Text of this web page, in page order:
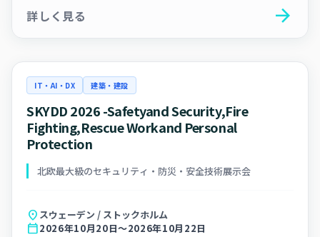
詳しく見る arrow_forward
IT・AI・DX 建築・建設
SKYDD 2026 -Safetyand Security,Fire
Fighting,Rescue Workand Personal
Protection
北欧最大級のセキュリティ・防災・安全技術展示会
location_on スウェーデン / ストックホルム
calendar_today2026年10月20日～2026年10月22日